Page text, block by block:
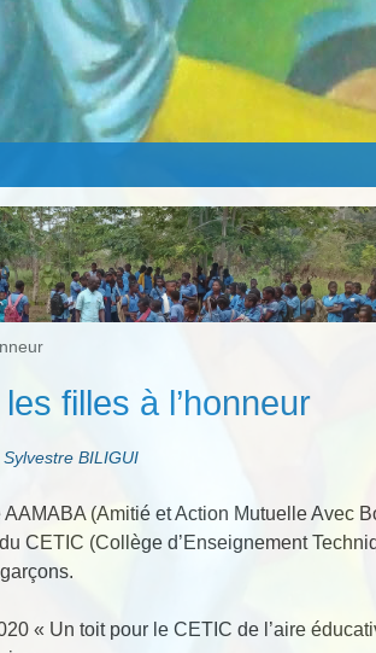
filles à l’honneur
Sylvestre BILIGUI
(Amitié et Action Mutuelle Avec
CETIC (Collège d’Enseignement
« Un toit pour le CETIC de l’aire